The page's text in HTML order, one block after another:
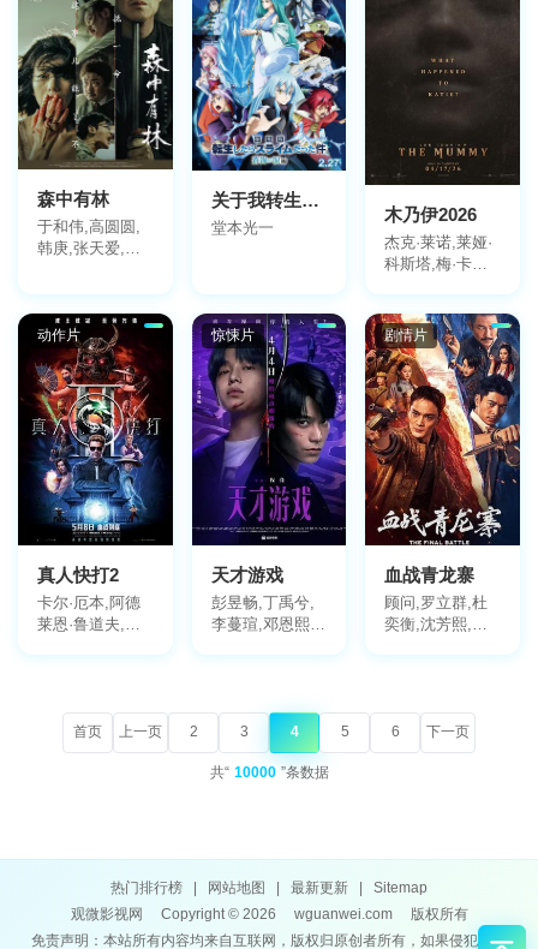
法洛,Julia
Ohannessian,Niam
Hogan,Willow
Seager,扎卡里·
加雷德,凯特琳·
斯塔西
森中有林
于和伟,高圆圆,
韩庚,张天爱,乔
宝,安韩瑾,孙悦,
朴松日,杨谨睿,
孙奉招,孙奉正,
刘长春,罗辑,刘
威葳,刘戈滨
关于我转生变成史莱姆这档事苍海之泪篇
堂本光一
木乃伊2026
杰克·莱诺,莱娅·
科斯塔,梅·卡拉
法尔孔,艾米丽·
米切尔,哈亚特·
卡米勒,比利·罗
伊,希洛·莫利纳,
梅·埃尔格蒂,迪
恩·艾伦·威廉姆
斯
动作片
真人快打2
卡尔·厄本,阿德
莱恩·鲁道夫,杰
克斯,塔蒂·加布
里埃,刘易斯·陈,
达蒙·海瑞曼,黄
利安·威克斯,戴
斯蒙·詹,黄又亮,
艾萨克·普瑞斯
特,CJ·布隆菲尔
惊悚片
天才游戏
彭昱畅,丁禹兮,
李蔓瑄,邓恩熙,
剧情片
血战青龙寨
顾问,罗立群,杜
奕衡,沈芳熙,杜
共“ 10000 ”条数据
首页 上一页 2 3 4 5 6 下一页
热门排行榜 网站地图 最新更新
Sitemap
观微影视网
Copyright © 2026 wguanwei.com
版权所有
免责声明：本站所有内容均来自互联网，版权归原创者所有，如果侵犯了你